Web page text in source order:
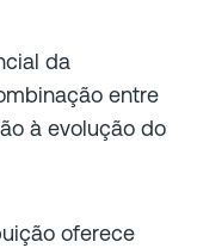
da
entre
à evolução do
oferece